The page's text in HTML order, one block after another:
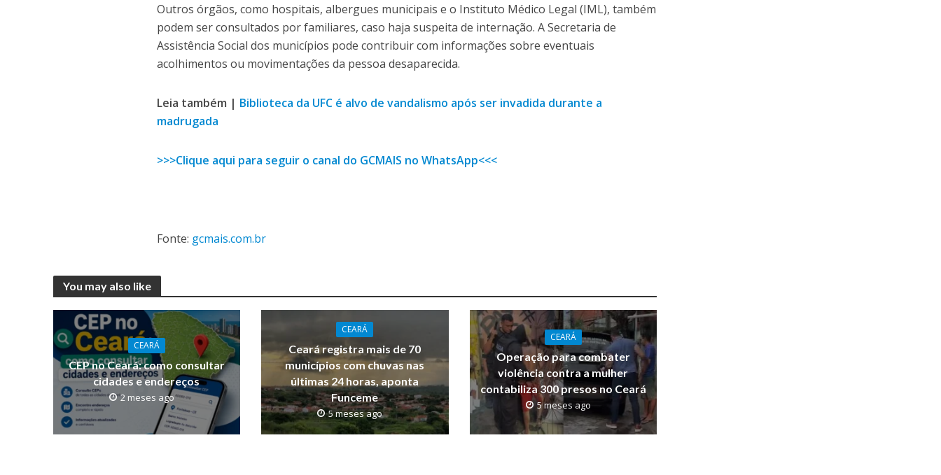
Outros órgãos, como hospitais, albergues municipais e o Instituto Médico Legal (IML), também
podem ser consultados por familiares, caso haja suspeita de internação. A Secretaria de
Assistência Social dos municípios pode contribuir com informações sobre eventuais
acolhimentos ou movimentações da pessoa desaparecida.
Leia também | Biblioteca da UFC é alvo de vandalismo após ser invadida durante a
madrugada
>>>Clique aqui para seguir o canal do GCMAIS no WhatsApp<<<
Fonte: gcmais.com.br
You may also like
CEARÁ
CEP no Ceará: como consultar
cidades e endereços
2 meses ago
CEARÁ
Ceará registra mais de 70
municípios com chuvas nas
últimas 24 horas, aponta
Funceme
5 meses ago
CEARÁ
Operação para combater
violência contra a mulher
contabiliza 300 presos no Ceará
5 meses ago